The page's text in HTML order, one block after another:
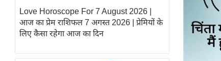
राशिफल
विशेष
Love Horoscope For 7 August 2026 |
आज का प्रेम राशिफल 7 अगस्त 2026 | प्रेमियों के
लिए कैसा रहेगा आज का दिन